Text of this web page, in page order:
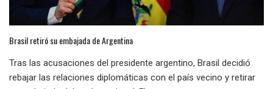
Brasil retiró su embajada de Argentina
Tras las acusaciones del presidente argentino, Brasil decidió
rebajar las relaciones diplomáticas con el país vecino y retirar